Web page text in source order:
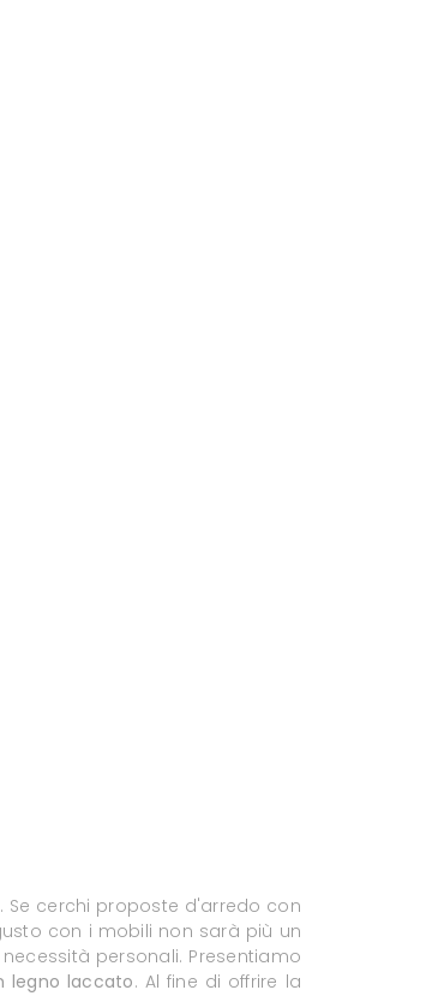
Se cerchi proposte d'arredo con
con i mobili non sarà più un
personali. Presentiamo
legno laccato. Al fine di offrire la